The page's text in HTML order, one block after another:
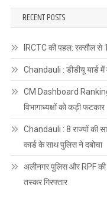
RECENT POSTS
IRCTC की पहल: रक्सौल से 1
Chandauli : डीडीयू यार्ड
CM Dashboard Ranking
विभागाध्यक्षों को कड़ी फटकार
Chandauli : 8 राज्यों की
कार्ड के साथ पुलिस ने दबोचा
अलीनगर पुलिस और RPF की
तस्कर गिरफ्तार